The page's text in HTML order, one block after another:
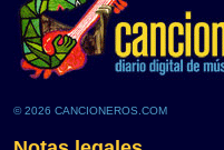
© 2026 CANCIONEROS.COM